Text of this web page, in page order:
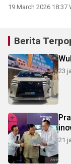
19 March 2026 18:37
Berita
23
21